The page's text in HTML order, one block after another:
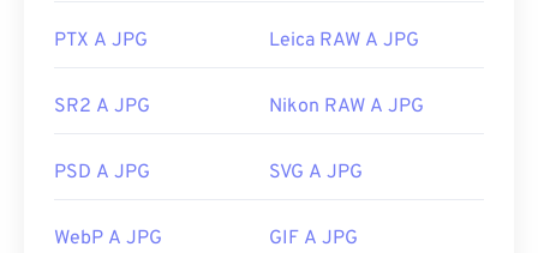
PTX A JPG Leica RAW A JPG
SR2 A JPG Nikon RAW A JPG
PSD A JPG SVG A JPG
WebP A JPG GIF A JPG